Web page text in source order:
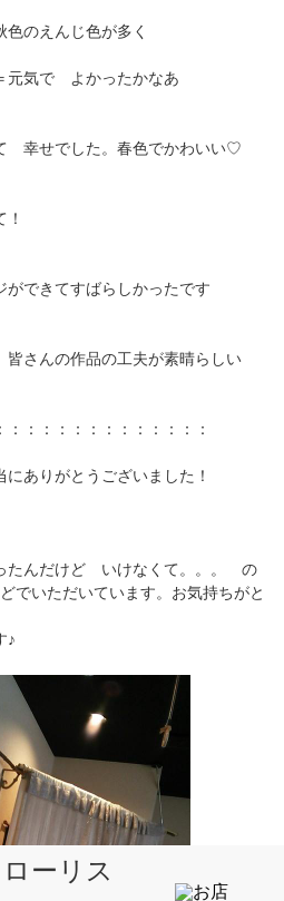
のえんじ色が多く
元気で よかったかなあ
幸せでした。春色でかわいい♡
できてすばらしかったです
皆さんの作品の工夫が素晴らしい
：：：：：：：：：：：：：
ありがとうございました！
たんだけど いけなくて。。。 の
いただいています。お気持ちがと
♪